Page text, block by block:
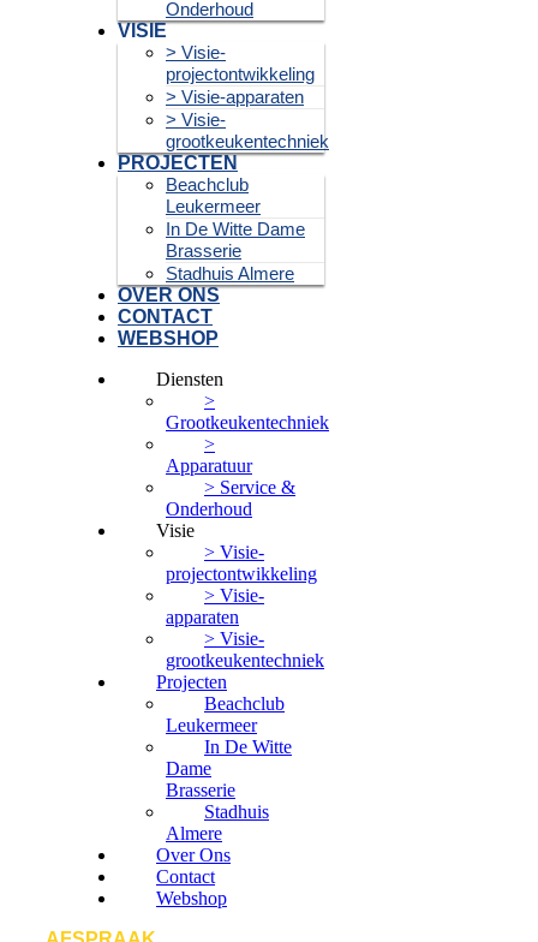
Onderhoud
VISIE
> Visie-
projectontwikkeling
> Visie-apparaten
> Visie-
grootkeukentechniek
PROJECTEN
Beachclub
Leukermeer
In De Witte Dame
Brasserie
Stadhuis Almere
OVER ONS
CONTACT
WEBSHOP
Diensten
>
Grootkeukentechniek
>
Apparatuur
> Service &
Onderhoud
Visie
> Visie-
projectontwikkeling
> Visie-
apparaten
> Visie-
grootkeukentechniek
Projecten
Beachclub
Leukermeer
In De Witte
Dame
Brasserie
Stadhuis
Almere
Over Ons
Contact
Webshop